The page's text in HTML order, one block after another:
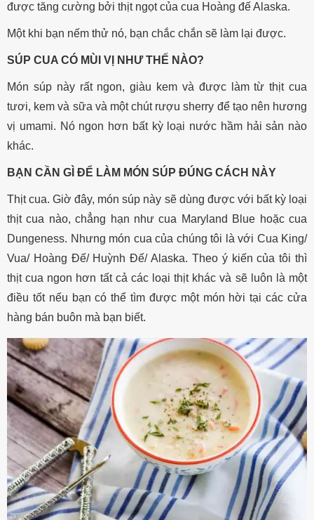
được tăng cường bởi thịt ngọt của cua Hoàng đế Alaska.
Một khi bạn nếm thử nó, bạn chắc chắn sẽ làm lại được.
SÚP CUA CÓ MÙI VỊ NHƯ THẾ NÀO?
Món súp này rất ngon, giàu kem và được làm từ thịt cua
tươi, kem và sữa và một chút rượu sherry để tạo nên hương
vị umami. Nó ngon hơn bất kỳ loại nước hầm hải sản nào
khác.
BẠN CẦN GÌ ĐỂ LÀM MÓN SÚP ĐÚNG CÁCH NÀY
Thịt cua. Giờ đây, món súp này sẽ dùng được với bất kỳ loại
thịt cua nào, chẳng hạn như cua Maryland Blue hoặc cua
Dungeness. Nhưng món cua của chúng tôi là với Cua King/
Vua/ Hoàng Đế/ Huỳnh Đế/ Alaska. Theo ý kiến ​​của tôi thì
thịt cua ngon hơn tất cả các loại thịt khác và sẽ luôn là một
điều tốt nếu bạn có thể tìm được một món hời tại các cửa
hàng bán buôn mà bạn biết.